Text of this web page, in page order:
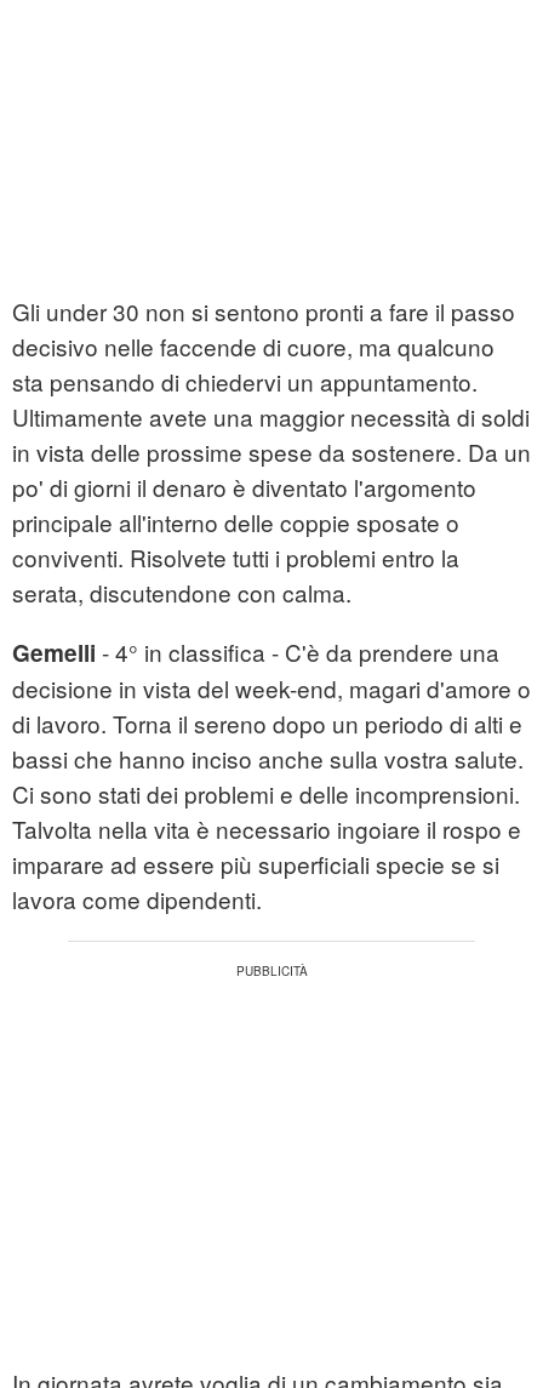
Gli under 30 non si sentono pronti a fare il passo
decisivo nelle faccende di cuore, ma qualcuno
sta pensando di chiedervi un appuntamento.
Ultimamente avete una maggior necessità di soldi
in vista delle prossime spese da sostenere. Da un
po' di giorni il denaro è diventato l'argomento
principale all'interno delle coppie sposate o
conviventi. Risolvete tutti i problemi entro la
serata, discutendone con calma.
Gemelli - 4° in classifica - C'è da prendere una
decisione in vista del week-end, magari d'amore o
di lavoro. Torna il sereno dopo un periodo di alti e
bassi che hanno inciso anche sulla vostra salute.
Ci sono stati dei problemi e delle incomprensioni.
Talvolta nella vita è necessario ingoiare il rospo e
imparare ad essere più superficiali specie se si
lavora come dipendenti.